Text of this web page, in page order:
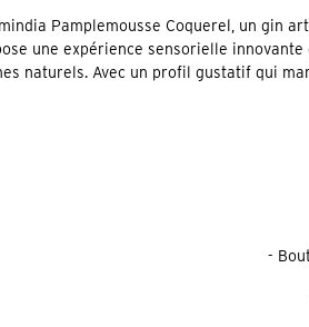
Pamplemousse Coquerel, un gin
une expérience sensorielle
naturels. Avec un profil gustatif qui
-